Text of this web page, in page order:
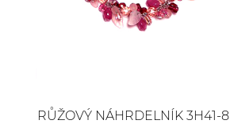
RŮŽOVÝ NÁHRDELNÍK 3H41-8